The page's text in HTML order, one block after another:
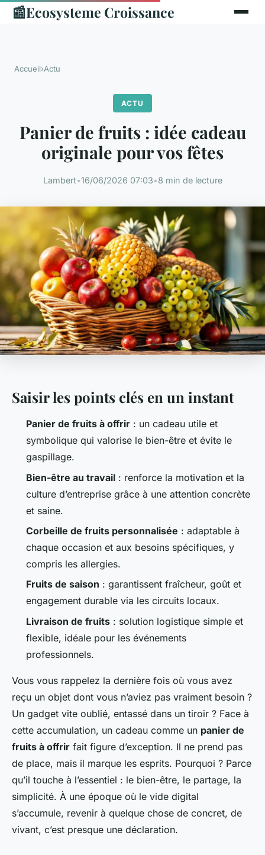
📰Ecosysteme Croissance
Accueil›Actu
ACTU
Panier de fruits : idée cadeau
originale pour vos fêtes
Lambert•16/06/2026 07:03•8 min de lecture
Saisir les points clés en un instant
Panier de fruits à offrir : un cadeau utile et
symbolique qui valorise le bien-être et évite le
gaspillage.
Bien-être au travail : renforce la motivation et la
culture d’entreprise grâce à une attention concrète
et saine.
Corbeille de fruits personnalisée : adaptable à
chaque occasion et aux besoins spécifiques, y
compris les allergies.
Fruits de saison : garantissent fraîcheur, goût et
engagement durable via les circuits locaux.
Livraison de fruits : solution logistique simple et
flexible, idéale pour les événements
professionnels.
Vous vous rappelez la dernière fois où vous avez
reçu un objet dont vous n’aviez pas vraiment besoin ?
Un gadget vite oublié, entassé dans un tiroir ? Face à
cette accumulation, un cadeau comme un panier de
fruits à offrir fait figure d’exception. Il ne prend pas
de place, mais il marque les esprits. Pourquoi ? Parce
qu’il touche à l’essentiel : le bien-être, le partage, la
simplicité. À une époque où le vide digital
s’accumule, revenir à quelque chose de concret, de
vivant, c’est presque une déclaration.